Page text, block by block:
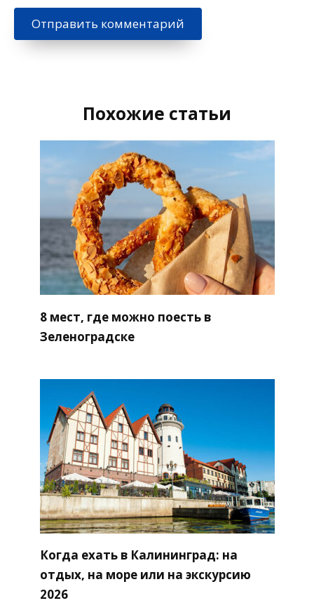
Похожие статьи
8 мест, где можно поесть в
Зеленоградске
Когда ехать в Калининград: на
отдых, на море или на экскурсию
2026